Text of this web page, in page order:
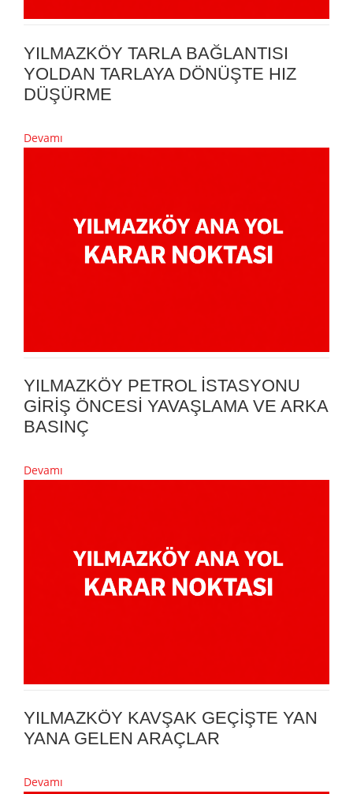
YILMAZKÖY TARLA BAĞLANTISI
YOLDAN TARLAYA DÖNÜŞTE HIZ
DÜŞÜRME
Devamı
YILMAZKÖY PETROL İSTASYONU
GİRİŞ ÖNCESİ YAVAŞLAMA VE ARKA
BASINÇ
Devamı
YILMAZKÖY KAVŞAK GEÇİŞTE YAN
YANA GELEN ARAÇLAR
Devamı